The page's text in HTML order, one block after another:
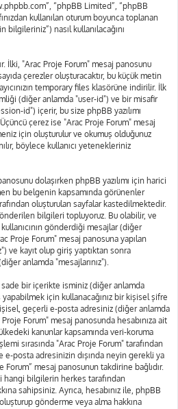
“phpBB Limited”, “phpBB
kullanılan oturum boyunca toplanan
bilgileriniz”) nasıl kullanılacağını
İlki, "Arac Proje Forum" mesaj panosunu
çerezler oluşturacaktır, bu küçük metin
temporary files klasörüne indirilir. İlk
(diğer anlamda "user-id") ve bir misafir
id") içerir, bu size phpBB yazılımı
çerez ise "Arac Proje Forum" mesaj
için oluşturulur ve okumuş olduğunuz
böylece kullanıcı yetenekleriniz
dolaşırken phpBB yazılımı için harici
bu belgenin kapsamında görünenler
oluşturulan sayfalar kastedilmektedir.
bilgileri topluyoruz. Bu olabilir, ve
gönderdiği mesajlar (diğer
Proje Forum" mesaj panosuna yapılan
ve kayıt olup giriş yaptıktan sonra
anlamda "mesajlarınız").
sade bir içerikte isminiz (diğer anlamda
yapabilmek için kullanacağınız bir kişisel şifre
geçerli e-posta adresiniz (diğer anlamda
Forum" mesaj panosunda hesabınıza ait
kanunlar kapsamında veri-koruma
sırasında "Arac Proje Forum" tarafından
e-posta adresinizin dışında neyin gerekli ya
Forum” mesaj panosunun takdirine bağlıdır.
hangi bilgilerin herkes tarafından
sahipsiniz. Ayrıca, hesabınız ile, phpBB
gönderme veya alma hakkına